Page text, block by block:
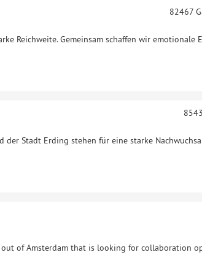
Reichweite. Gemeinsam schaffen wir emotionale
82467
der Stadt Erding stehen für eine starke
of Amsterdam that is looking for collaboration